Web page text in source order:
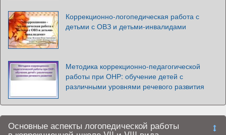
Коррекционно-логопедическая работа с
детьми с ОВЗ и детьми-инвалидами
Методика коррекционно-педагогической
работы при ОНР: обучение детей с
различными уровнями речевого развития
Основные аспекты логопедической работы